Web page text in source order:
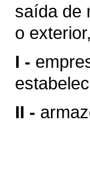
saída de
o
I -
II -